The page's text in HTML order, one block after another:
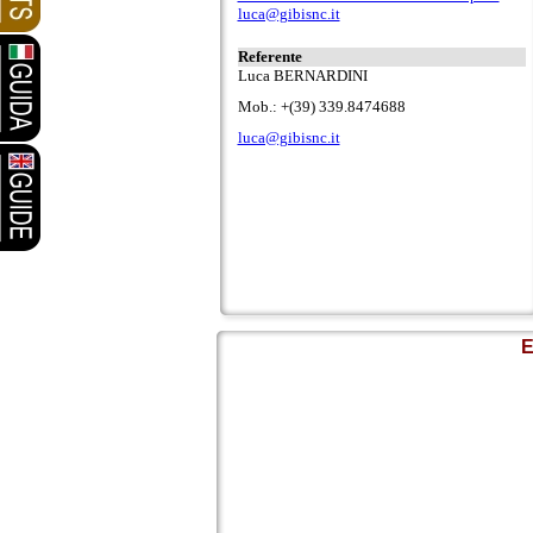
luca@gibisnc.it
Referente
Luca BERNARDINI
Mob.: +(39) 339.8474688
luca@gibisnc.it